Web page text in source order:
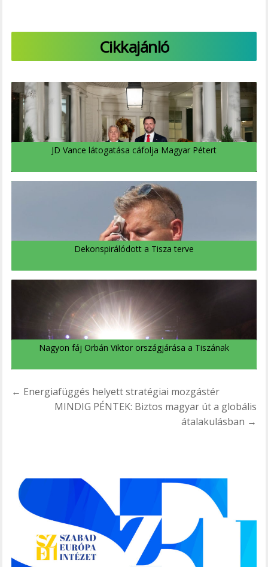
Cikkajánló
JD Vance látogatása cáfolja Magyar Pétert
Dekonspirálódott a Tisza terve
Nagyon fáj Orbán Viktor országjárása a Tiszának
Bejegyzés
navigáció
← Energiafüggés helyett stratégiai mozgástér
MINDIG PÉNTEK: Biztos magyar út a globális
átalakulásban →